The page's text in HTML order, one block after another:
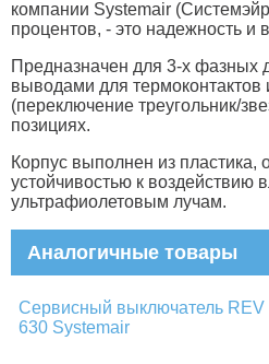
компании Systemair
процентов, - это надежность и
Предназначен для 3-х фазных
выводами для термоконтактов
(переключение треугольник/
позициях.
Корпус выполнен из пластика,
устойчивостью к воздействию
ультрафиолетовым лучам.
Аналогичные товары
Сервисный выключатель REV
630 Systemair